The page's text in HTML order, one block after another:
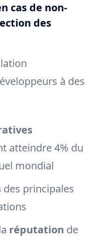
cas de non-
des
à des
atteindre 4% du
mondial
des principales
réputation de